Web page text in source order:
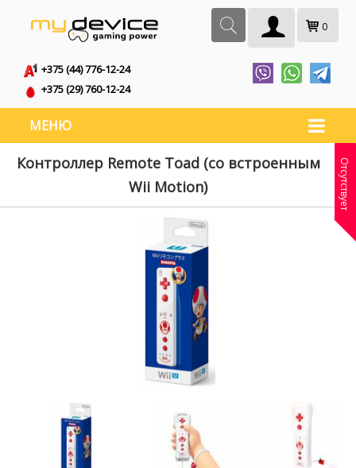
0
+375 (44) 776-12-24
+375 (29) 760-12-24
МЕНЮ
Контроллер Remote Toad (со встроенным
Wii Motion)
Отсутствует